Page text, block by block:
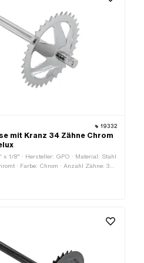
19332
mit Kranz 34 Zähne Chrom
x 1/8" · Hersteller: GPO · Material: Stahl
· Farbe: Chrom · Anzahl Zähne: 34
Kettenrad aussen: 144 mm · Ø